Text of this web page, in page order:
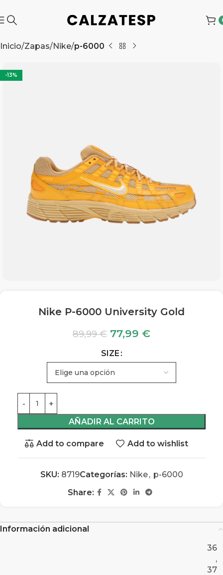
Inicio Zapas Nike p-6000
-13%
Nike P-6000 University Gold
89,99€ 77,99 €
SIZE
AÑADIR AL CARRITO
Add to compare Add to wishlist
SKU: 8719Categorías: Nike, p-6000
Share:
Información adicional
36
,
37